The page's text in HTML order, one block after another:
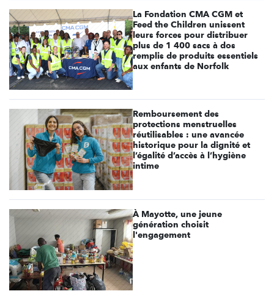
La Fondation CMA CGM et
Feed the Children unissent
leurs forces pour distribuer
plus de 1 400 sacs à dos
remplis de produits essentiels
aux enfants de Norfolk
Remboursement des
protections menstruelles
réutilisables : une avancée
historique pour la dignité et
l’égalité d’accès à l’hygiène
intime
À Mayotte, une jeune
génération choisit
l'engagement